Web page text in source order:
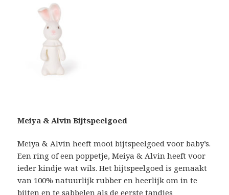
Meiya & Alvin Bijtspeelgoed
Meiya & Alvin heeft mooi bijtspeelgoed voor baby’s.
Een ring of een poppetje, Meiya & Alvin heeft voor
ieder kindje wat wils. Het bijtspeelgoed is gemaakt
van 100% natuurlijk rubber en heerlijk om in te
bijten en te sabbelen als de eerste tandjes